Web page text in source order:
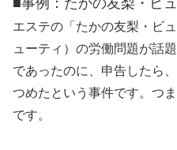
エステの「たかの友梨・ビ
ューティ）の労働問題が話
であったのに、申告したら
つめたという事件です。つ
です。